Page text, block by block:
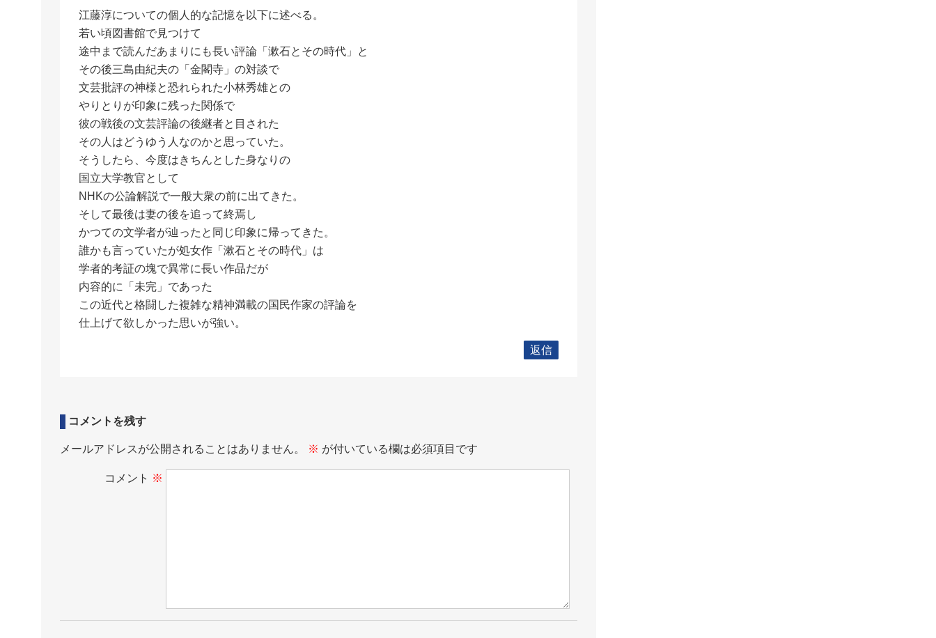
江藤淳についての個人的な記憶を以下に述べる。
若い頃図書館で見つけて
途中まで読んだあまりにも長い評論「漱石とその時代」と
その後三島由紀夫の「金閣寺」の対談で
文芸批評の神様と恐れられた小林秀雄との
やりとりが印象に残った関係で
彼の戦後の文芸評論の後継者と目された
その人はどうゆう人なのかと思っていた。
そうしたら、今度はきちんとした身なりの
国立大学教官として
NHKの公論解説で一般大衆の前に出てきた。
そして最後は妻の後を追って終焉し
かつての文学者が辿ったと同じ印象に帰ってきた。
誰かも言っていたが処女作「漱石とその時代」は
学者的考証の塊で異常に長い作品だが
内容的に「未完」であった
この近代と格闘した複雑な精神満載の国民作家の評論を
仕上げて欲しかった思いが強い。
返信
コメントを残す
メールアドレスが公開されることはありません。 ※ が付いている欄は必須項目です
コメント ※